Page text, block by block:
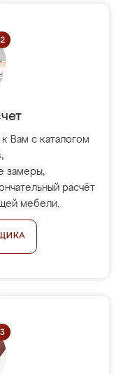
Вам с каталогом
замеры,
расчёт
мебели.